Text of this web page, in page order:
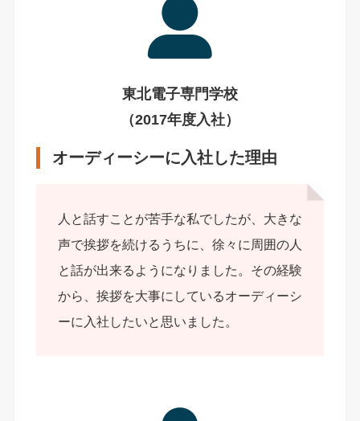
東北電子専門学校
（2017年度入社）
オーディーシーに入社した理由
人と話すことが苦手な私でしたが、大きな
声で挨拶を続けるうちに、徐々に周囲の人
と話が出来るようになりました。その経験
から、挨拶を大事にしているオーディーシ
ーに入社したいと思いました。